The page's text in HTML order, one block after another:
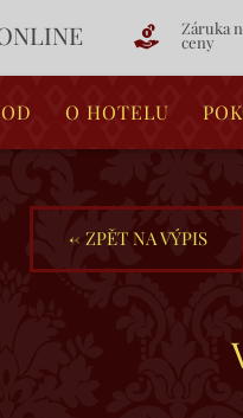
Záruka
ceny
O HOTELU
← ZPĚT NA VÝPIS